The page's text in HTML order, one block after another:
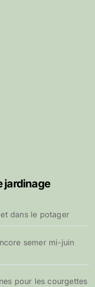
jardinage
dans le potager
semer mi-juin
pour les courgettes